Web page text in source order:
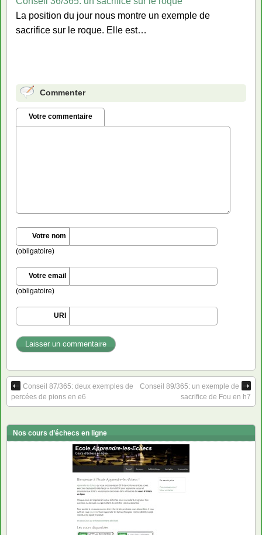
La position du jour nous montre un exemple de
sacrifice sur le roque. Elle est…
Commenter
Votre commentaire
Votre nom
(obligatoire)
Votre email
(obligatoire)
URI
Conseil 87/365: deux exemples de
percées de pions en e6
Conseil 89/365: un exemple de
sacrifice de Fou en h7
Nos cours d’échecs en ligne